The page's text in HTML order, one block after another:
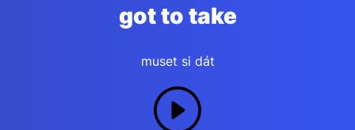
got to take
muset si dát